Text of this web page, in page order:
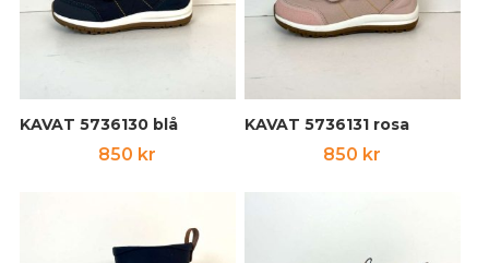
KAVAT 5736130 blå
850 kr
KAVAT 5736131 rosa
850 kr